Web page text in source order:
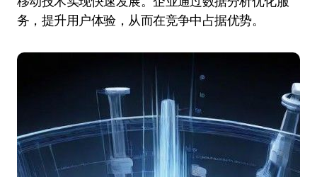
务，提升用户体验，从而在竞争中占据优势。